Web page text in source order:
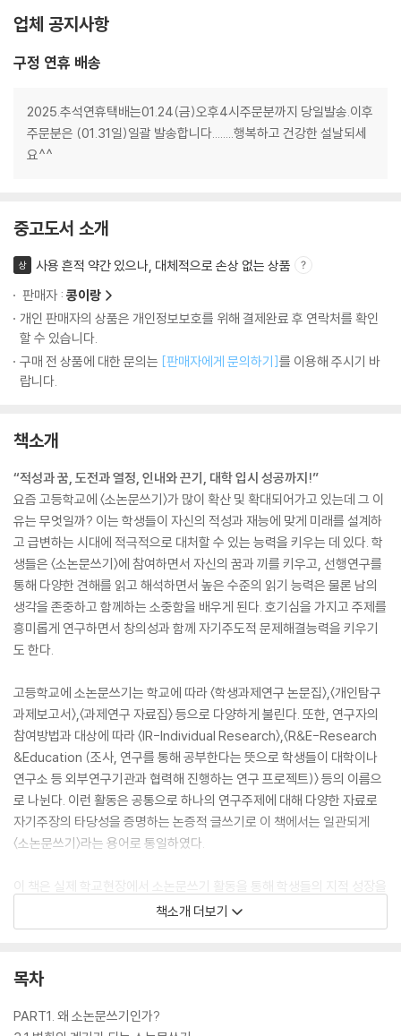
업체 공지사항
구정 연휴 배송
2025.추석연휴택배는01.24(금)오후4시주문분까지 당일발송.이후
주문분은 (01.31일)일괄 발송합니다........행복하고 건강한 설날되세
요^^
중고도서 소개
상
사용 흔적 약간 있으나, 대체적으로 손상 없는 상품
판매자 : 콩이랑
개인 판매자의 상품은 개인정보보호를 위해 결제완료 후 연락처를 확인
할 수 있습니다.
구매 전 상품에 대한 문의는 [판매자에게 문의하기]를 이용해 주시기 바
랍니다.
책소개
“적성과 꿈, 도전과 열정, 인내와 끈기, 대학 입시 성공까지!”
요즘 고등학교에 〈소논문쓰기〉가 많이 확산 및 확대되어가고 있는데 그 이
유는 무엇일까? 이는 학생들이 자신의 적성과 재능에 맞게 미래를 설계하
고 급변하는 시대에 적극적으로 대처할 수 있는 능력을 키우는 데 있다. 학
생들은 〈소논문쓰기〉에 참여하면서 자신의 꿈과 끼를 키우고, 선행연구를
통해 다양한 견해를 읽고 해석하면서 높은 수준의 읽기 능력은 물론 남의
생각을 존중하고 함께하는 소중함을 배우게 된다. 호기심을 가지고 주제를
흥미롭게 연구하면서 창의성과 함께 자기주도적 문제해결능력을 키우기
도 한다.
고등학교에 소논문쓰기는 학교에 따라 〈학생과제연구 논문집〉,〈개인탐구
과제보고서〉,〈과제연구 자료집〉 등으로 다양하게 불린다. 또한, 연구자의
참여방법과 대상에 따라 〈IR-Individual Research〉,〈R&E-Research
&Education (조사, 연구를 통해 공부한다는 뜻으로 학생들이 대학이나
연구소 등 외부연구기관과 협력해 진행하는 연구 프로젝트)〉 등의 이름으
로 나뉜다. 이런 활동은 공통으로 하나의 연구주제에 대해 다양한 자료로
자기주장의 타당성을 증명하는 논증적 글쓰기로 이 책에서는 일관되게
〈소논문쓰기〉라는 용어로 통일하였다.
이 책은 실제 학교현장에서 소논문쓰기 활동을 통해 학생들의 지적 성장을
도왔던 사서 선생님들의 경험적 노하우를 바탕으로 쓴 소논문쓰기 지침서
이다. 지금 수업변화에 목말라 있는 교사들에게는 새로운 의욕을 심어줄
담아줄 안내서이다.
책소개 더보기
목차
PART1. 왜 소논문쓰기인가?